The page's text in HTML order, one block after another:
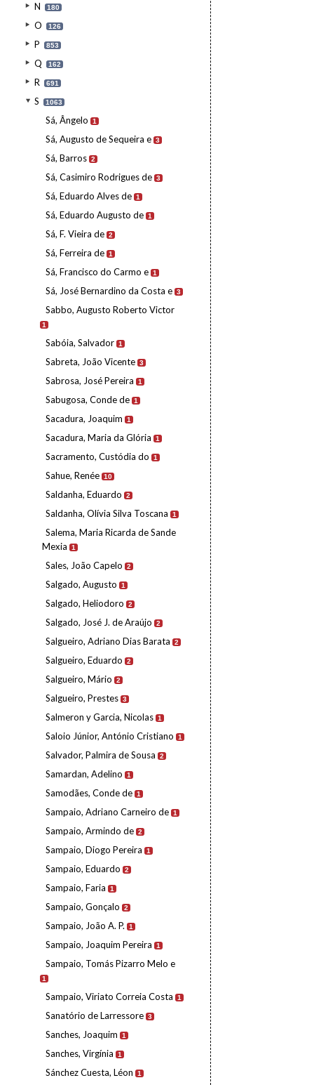
N 180
O 126
P 853
Q 162
R 691
S 1063
Sá, Ângelo 1
Sá, Augusto de Sequeira e 3
Sá, Barros 2
Sá, Casimiro Rodrigues de 3
Sá, Eduardo Alves de 1
Sá, Eduardo Augusto de 1
Sá, F. Vieira de 2
Sá, Ferreira de 1
Sá, Francisco do Carmo e 1
Sá, José Bernardino da Costa e 3
Sabbo, Augusto Roberto Victor
1
Sabóia, Salvador 1
Sabreta, João Vicente 3
Sabrosa, José Pereira 1
Sabugosa, Conde de 1
Sacadura, Joaquim 1
Sacadura, Maria da Glória 1
Sacramento, Custódia do 1
Sahue, Renée 10
Saldanha, Eduardo 2
Saldanha, Olívia Silva Toscana 1
Salema, Maria Ricarda de Sande
Mexia
1
Sales, João Capelo 2
Salgado, Augusto 1
Salgado, Heliodoro 2
Salgado, José J. de Araújo 2
Salgueiro, Adriano Dias Barata 2
Salgueiro, Eduardo 2
Salgueiro, Mário 2
Salgueiro, Prestes 3
Salmeron y Garcia, Nicolas 1
Saloio Júnior, António Cristiano 1
Salvador, Palmira de Sousa 2
Samardan, Adelino 1
Samodães, Conde de 1
Sampaio, Adriano Carneiro de 1
Sampaio, Armindo de 2
Sampaio, Diogo Pereira 1
Sampaio, Eduardo 2
Sampaio, Faria 1
Sampaio, Gonçalo 2
Sampaio, João A. P. 1
Sampaio, Joaquim Pereira 1
Sampaio, Tomás Pizarro Melo e
1
Sampaio, Viriato Correia Costa 1
Sanatório de Larressore 3
Sanches, Joaquim 1
Sanches, Virgínia 1
Sánchez Cuesta, Léon 1